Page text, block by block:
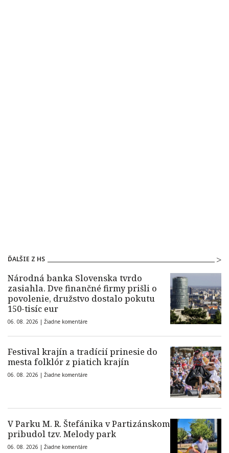
ĎALŠIE Z HS
Národná banka Slovenska tvrdo
zasiahla. Dve finančné firmy prišli o
povolenie, družstvo dostalo pokutu
150-tisíc eur
06. 08. 2026 | Žiadne komentáre
Festival krajín a tradícií prinesie do
mesta folklór z piatich krajín
06. 08. 2026 | Žiadne komentáre
V Parku M. R. Štefánika v Partizánskom
pribudol tzv. Melody park
06. 08. 2026 | Žiadne komentáre